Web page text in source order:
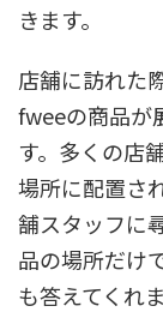
きます。
店舗に訪れた
fweeの商品が
す。多くの店
場所に配置さ
舗スタッフに
品の場所だけ
も答えてくれま